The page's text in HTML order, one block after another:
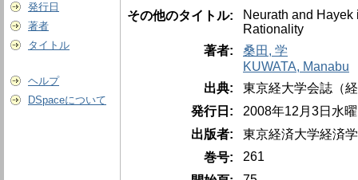
発行日
著者
タイトル
ヘルプ
DSpaceについて
その他のタイトル:
Neurath and
Rationality
著者:
桑田, 学
KUWATA, Manabu
出典:
東京経大学会誌（
発行日:
2008年12月3日水
出版者:
東京経済大学経済
巻号:
261